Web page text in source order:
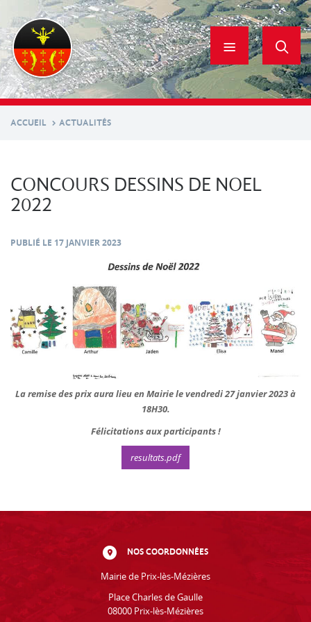
contenu
principal
ACCUEIL ACTUALITÉS
CONCOURS DESSINS DE NOEL
2022
PUBLIÉ LE 17 JANVIER 2023
La remise des prix aura lieu en Mairie le vendredi 27 janvier 2023 à
18H30.
Félicitations aux participants !
resultats.pdf
NOS COORDONNÉES
Mairie de Prix-lès-Mézières
Place Charles de Gaulle
08000 Prix-lès-Mézières